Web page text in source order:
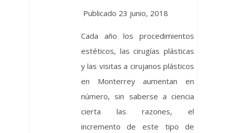
Publicado 23 junio, 2018
Cada año los procedimientos
estéticos, las cirugías plásticas
y las visitas a cirujanos plásticos
en Monterrey aumentan en
número, sin saberse a ciencia
cierta las razones, el
incremento de este tipo de